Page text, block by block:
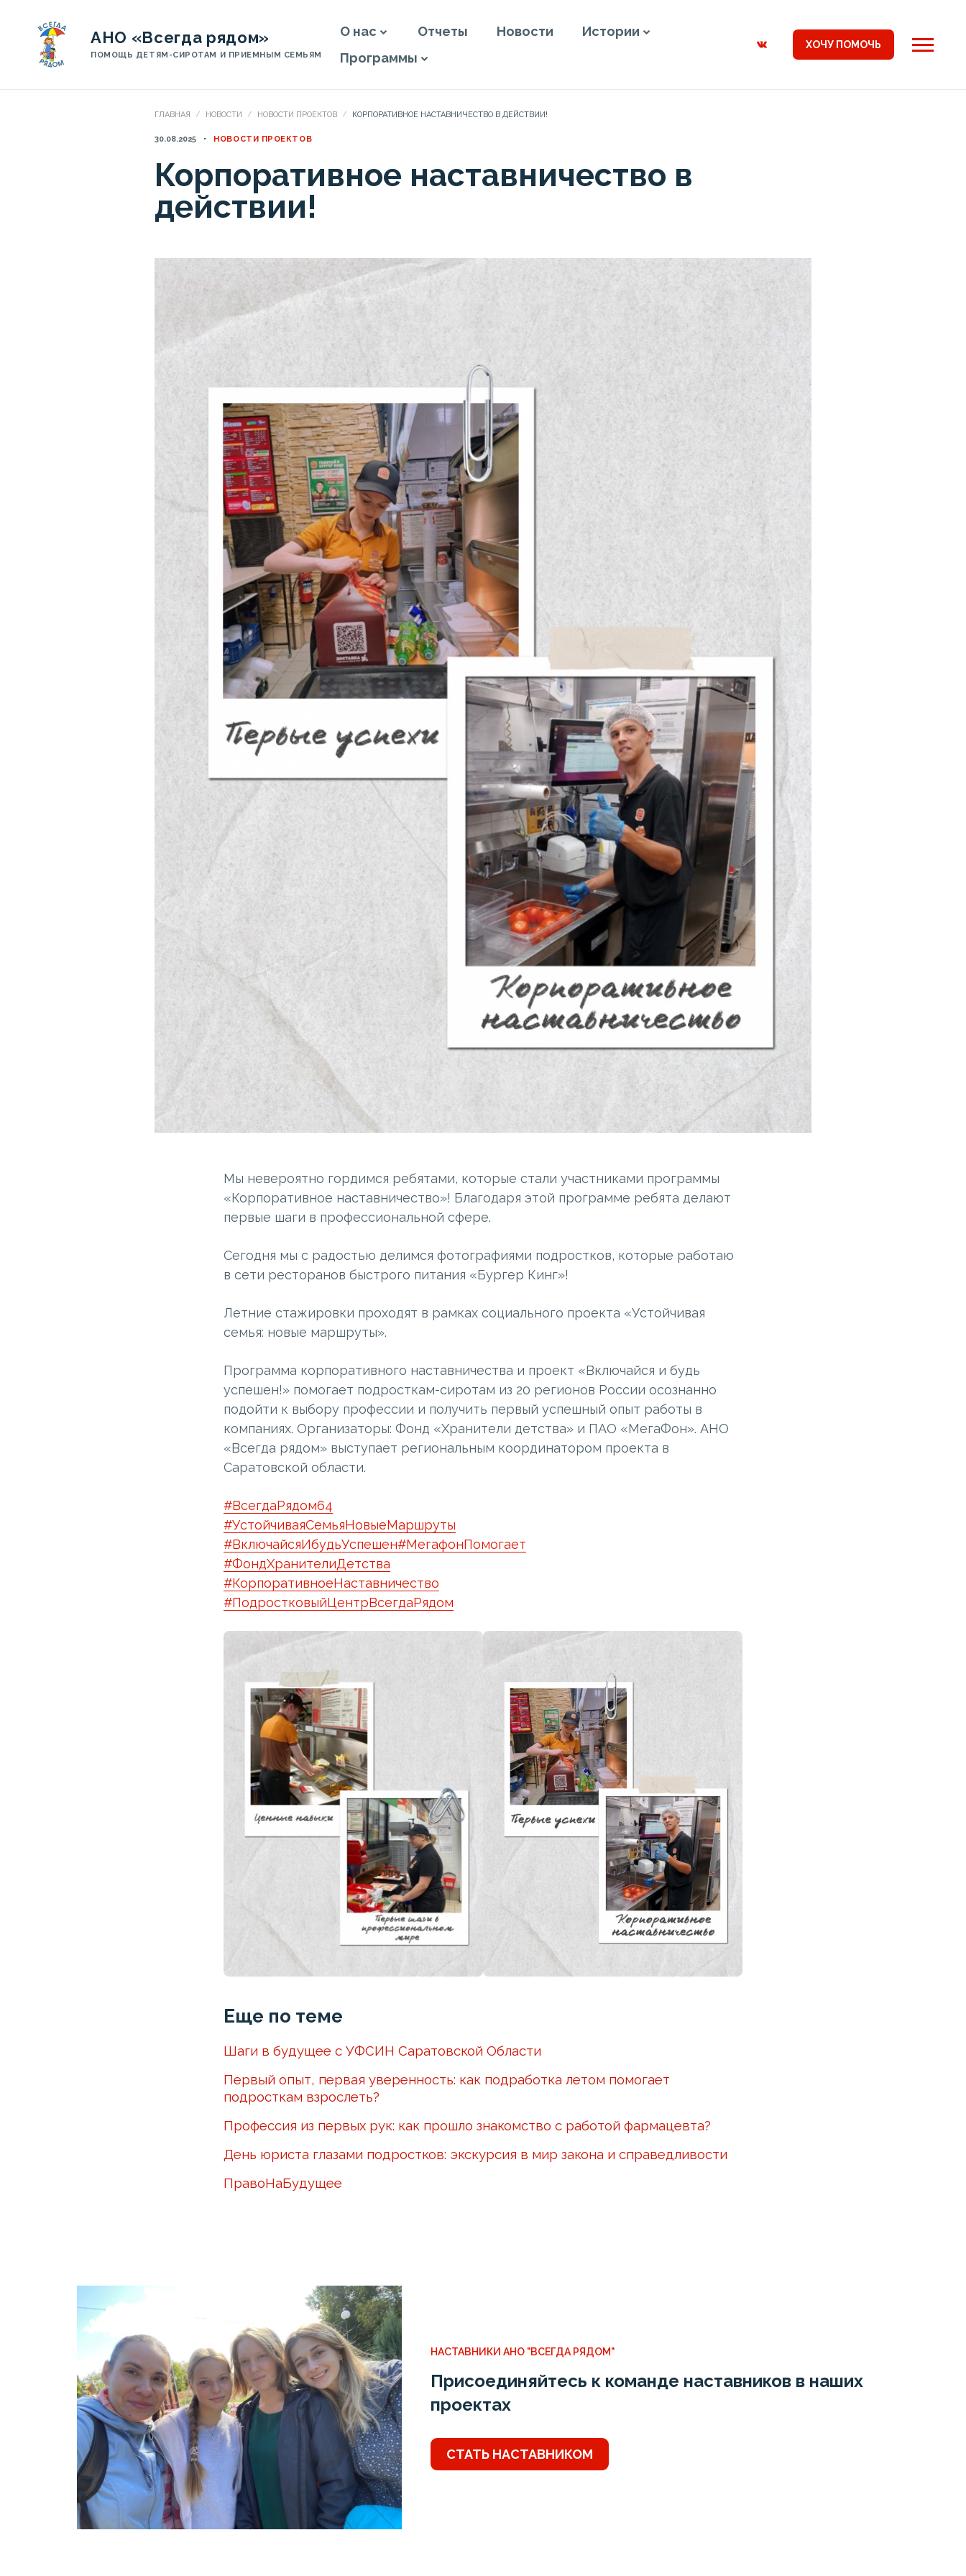
АНО «Всегда рядом»
ПОМОЩЬ ДЕТЯМ-СИРОТАМ И ПРИЕМНЫМ СЕМЬЯМ
О нас Отчеты Новости
Истории
Программы
ХОЧУ ПОМОЧЬ
ГЛАВНАЯ НОВОСТИ НОВОСТИ ПРОЕКТОВ КОРПОРАТИВНОЕ НАСТАВНИЧЕСТВО В ДЕЙСТВИИ!
30.08.2025 НОВОСТИ ПРОЕКТОВ
Корпоративное наставничество в
действии!
Мы невероятно гордимся ребятами, которые стали участниками программы
«Корпоративное наставничество»! Благодаря этой программе ребята делают
первые шаги в профессиональной сфере.
Сегодня мы с радостью делимся фотографиями подростков, которые работаю
в сети ресторанов быстрого питания «Бургер Кинг»!
Летние стажировки проходят в рамках социального проекта «Устойчивая
семья: новые маршруты».
Программа корпоративного наставничества и проект «Включайся и будь
успешен!» помогает подросткам-сиротам из 20 регионов России осознанно
подойти к выбору профессии и получить первый успешный опыт работы в
компаниях. Организаторы: Фонд «Хранители детства» и ПАО «МегаФон». АНО
«Всегда рядом» выступает региональным координатором проекта в
Саратовской области.
#ВсегдаРядом64
#УстойчиваяСемьяНовыеМаршруты
#ВключайсяИбудьУспешен#МегафонПомогает
#ФондХранителиДетства
#КорпоративноеНаставничество
#ПодростковыйЦентрВсегдаРядом
Еще по теме
Шаги в будущее с УФСИН Саратовской Области
Первый опыт, первая уверенность: как подработка летом помогает
подросткам взрослеть?
Профессия из первых рук: как прошло знакомство с работой фармацевта?
День юриста глазами подростков: экскурсия в мир закона и справедливости
ПравоНаБудущее
НАСТАВНИКИ АНО "ВСЕГДА РЯДОМ"
Присоединяйтесь к команде наставников в наших
проектах
СТАТЬ НАСТАВНИКОМ